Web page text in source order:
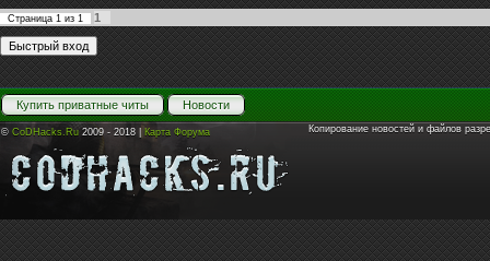
Страница 1 из 1 1
Купить приватные читы Новости
© CoDHacks.Ru 2009 - 2018 | Карта Форума Копирование новостей и файлов